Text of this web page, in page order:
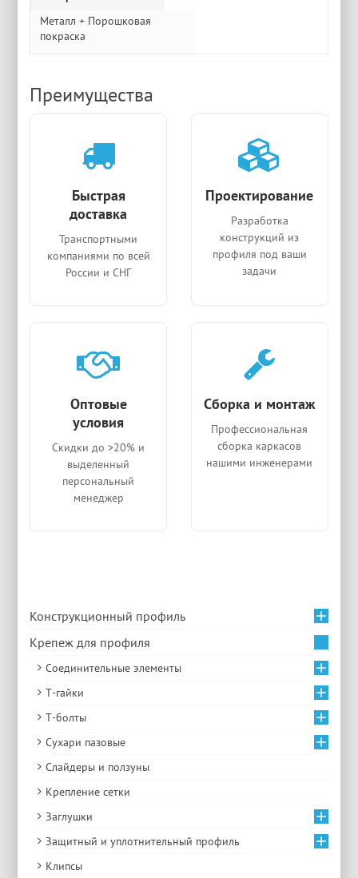
Металл + Порошковая
покраска
Преимущества
Быстрая
доставка
Транспортными
компаниями по всей
России и СНГ
Проектирование
Разработка
конструкций из
профиля под ваши
задачи
Оптовые
условия
Скидки до >20% и
выделенный
персональный
менеджер
Сборка и монтаж
Профессиональная
сборка каркасов
нашими инженерами
Конструкционный профиль
Крепеж для профиля
Соединительные элементы
Т-гайки
Т-болты
Сухари пазовые
Слайдеры и ползуны
Крепление сетки
Заглушки
Защитный и уплотнительный профиль
Клипсы